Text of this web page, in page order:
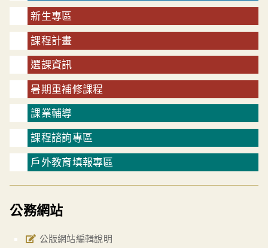
新生專區
課程計畫
選課資訊
暑期重補修課程
課業輔導
課程諮詢專區
戶外教育填報專區
公務網站
公版網站編輯說明